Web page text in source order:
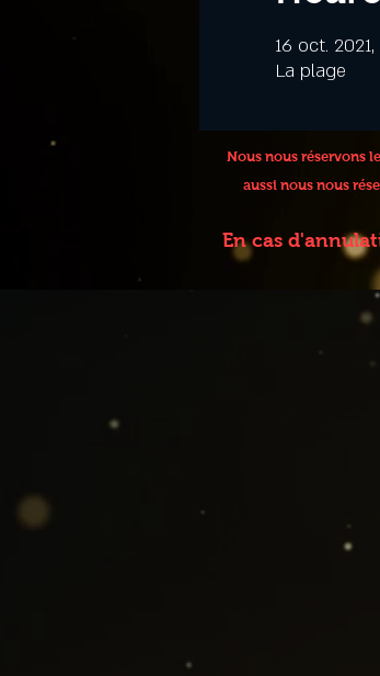
16 oct.
La plage
Nous nous réservons
aussi nous nous
En cas